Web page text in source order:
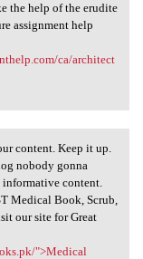
the help of the erudite
assignment help
ca/architect
content. Keep it up.
nobody gonna
content.
Medical Book, Scrub,
our site for Great
">Medical